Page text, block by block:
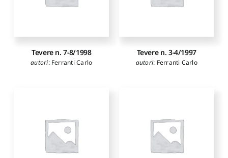
Tevere n. 7-8/1998
autori: Ferranti Carlo
Tevere n. 3-4/1997
autori: Ferranti Carlo